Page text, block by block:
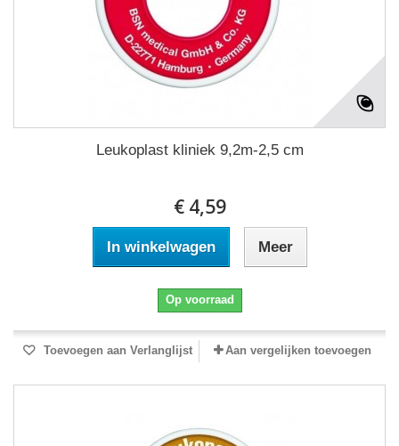
Leukoplast kliniek 9,2m-2,5 cm
€ 4,59
In winkelwagen Meer
Op voorraad
Toevoegen aan Verlanglijst Aan vergelijken toevoegen